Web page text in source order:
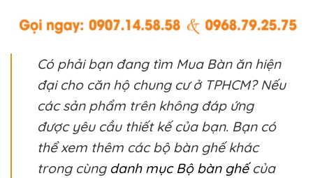
Có phải bạn đang tìm Mua Bàn ăn hiện
đại cho căn hộ chung cư ở TPHCM? Nếu
các sản phẩm trên không đáp ứng
được yêu cầu thiết kế của bạn. Bạn có
thể xem thêm các bộ bàn ghế khác
trong cùng danh mục Bộ bàn ghếcủa